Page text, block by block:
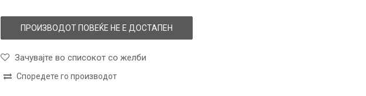
ПРОИЗВОДОТ ПОВЕЌЕ НЕ Е ДОСТАПЕН
Зачувајте во списокот со желби
Споредете го производот